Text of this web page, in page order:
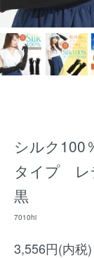
シルク
タイプ レ
黒
7010hi
3,556円(内税)